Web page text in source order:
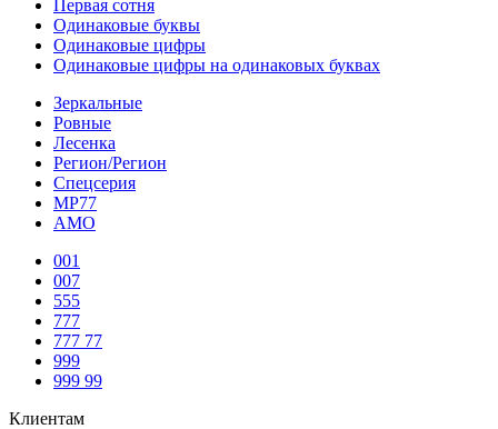
Первая сотня
Одинаковые буквы
Одинаковые цифры
Одинаковые цифры на одинаковых буквах
Зеркальные
Ровные
Лесенка
Регион/Регион
Спецсерия
МР77
АМО
001
007
555
777
777 77
999
999 99
Клиентам